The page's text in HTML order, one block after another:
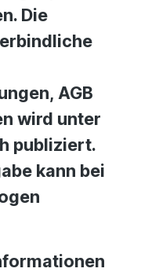
Die
AGB
wird unter
publiziert.
kann bei